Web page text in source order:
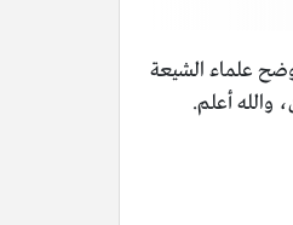
علماء الشيعة
والله أعلم.